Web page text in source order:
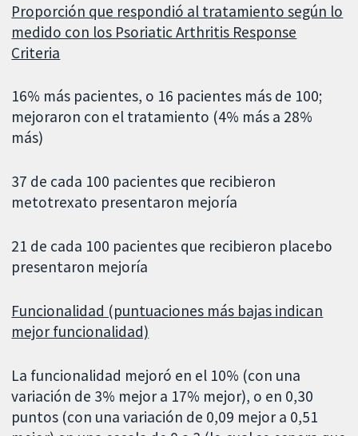
Proporción que respondió al tratamiento según lo
medido con los Psoriatic Arthritis Response
Criteria
16% más pacientes, o 16 pacientes más de 100;
mejoraron con el tratamiento (4% más a 28%
más)
37 de cada 100 pacientes que recibieron
metotrexato presentaron mejoría
21 de cada 100 pacientes que recibieron placebo
presentaron mejoría
Funcionalidad (puntuaciones más bajas indican
mejor funcionalidad)
La funcionalidad mejoró en el 10% (con una
variación de 3% mejor a 17% mejor), o en 0,30
puntos (con una variación de 0,09 mejor a 0,51